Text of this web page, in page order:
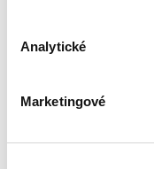
Analytické
Marketingové